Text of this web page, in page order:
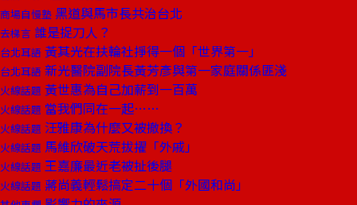
商場自慢塾 黑道與馬市長共治台北
去梯言 誰是捉刀人？
台北耳語 黃其光在扶輪社掙得一個「世界第一」
台北耳語 新光醫院副院長黃芳彥與第一家庭關係匪淺
火線話題 黃世惠為自己加薪到一百萬
火線話題 當我們同在一起……
火線話題 汪雅康為什麼又被撤換？
火線話題 馬維欣破天荒拔擢「外戚」
火線話題 王嘉廉最近老被扯後腿
火線話題 蔣尚義輕鬆搞定二十個「外國和尚」